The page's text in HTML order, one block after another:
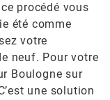
procédé vous
été comme
votre
neuf. Pour votre
Boulogne sur
une solution